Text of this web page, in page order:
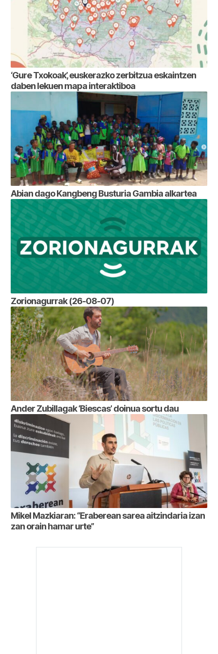
‘Gure Txokoak’, euskerazko zerbitzua eskaintzen
daben lekuen mapa interaktiboa
Abian dago Kangbeng Busturia Gambia alkartea
Zorionagurrak (26-08-07)
Ander Zubillagak ‘Biescas’ doinua sortu dau
Mikel Mazkiaran: “Eraberean sarea aitzindaria izan
zan orain hamar urte”